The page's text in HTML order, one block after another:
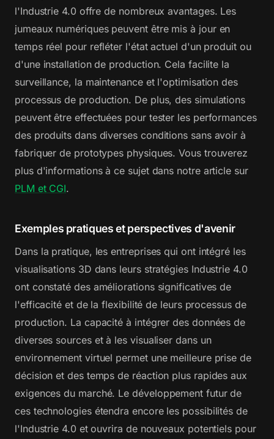
l'Industrie 4.0 offre de nombreux avantages. Les
jumeaux numériques peuvent être mis à jour en
temps réel pour refléter l'état actuel d'un produit ou
d'une installation de production. Cela facilite la
surveillance, la maintenance et l'optimisation des
processus de production. De plus, des simulations
peuvent être effectuées pour tester les performances
des produits dans diverses conditions sans avoir à
fabriquer de prototypes physiques. Vous trouverez
plus d'informations à ce sujet dans notre article sur
PLM et CGI.
Exemples pratiques et perspectives d'avenir
Dans la pratique, les entreprises qui ont intégré les
visualisations 3D dans leurs stratégies Industrie 4.0
ont constaté des améliorations significatives de
l'efficacité et de la flexibilité de leurs processus de
production. La capacité à intégrer des données de
diverses sources et à les visualiser dans un
environnement virtuel permet une meilleure prise de
décision et des temps de réaction plus rapides aux
exigences du marché. Le développement futur de
ces technologies étendra encore les possibilités de
l'Industrie 4.0 et ouvrira de nouveaux potentiels pour